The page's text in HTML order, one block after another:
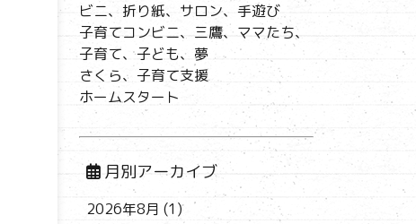
ビニ、折り紙、サロン、手遊び
子育てコンビニ、三鷹、ママたち、
子育て、子ども、夢
さくら、子育て支援
ホームスタート
月別アーカイブ
2026年8月 (1)